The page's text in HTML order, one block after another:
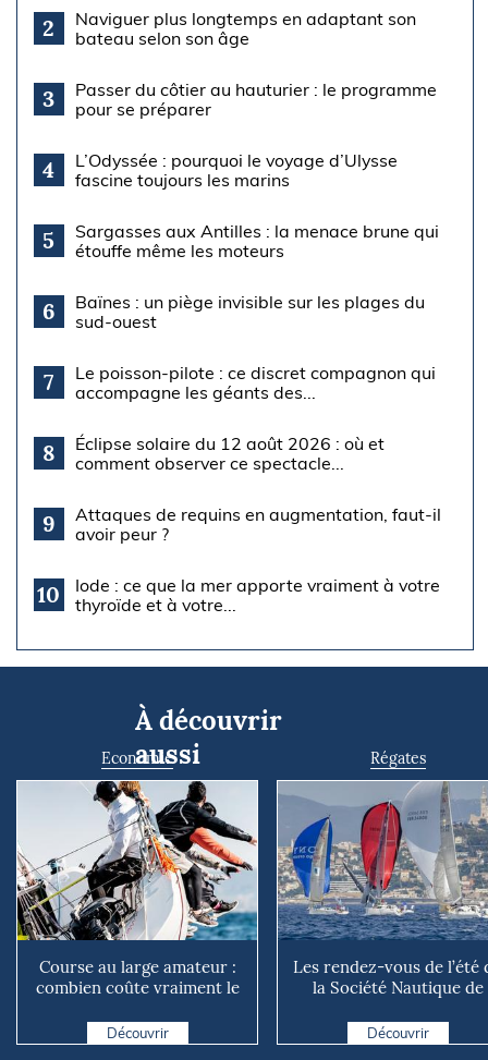
2
Naviguer plus longtemps en adaptant son
bateau selon son âge
3
Passer du côtier au hauturier : le programme
pour se préparer
4
L’Odyssée : pourquoi le voyage d’Ulysse
fascine toujours les marins
5
Sargasses aux Antilles : la menace brune qui
étouffe même les moteurs
6
Baïnes : un piège invisible sur les plages du
sud-ouest
7
Le poisson-pilote : ce discret compagnon qui
accompagne les géants des...
8
Éclipse solaire du 12 août 2026 : où et
comment observer ce spectacle...
9
Attaques de requins en augmentation, faut-il
avoir peur ?
10
Iode : ce que la mer apporte vraiment à votre
thyroïde et à votre...
À découvrir
aussi
Economie
Course au large amateur :
combien coûte vraiment le
Découvrir
Régates
Les rendez-vous de l’été
la Société Nautique de
Découvrir